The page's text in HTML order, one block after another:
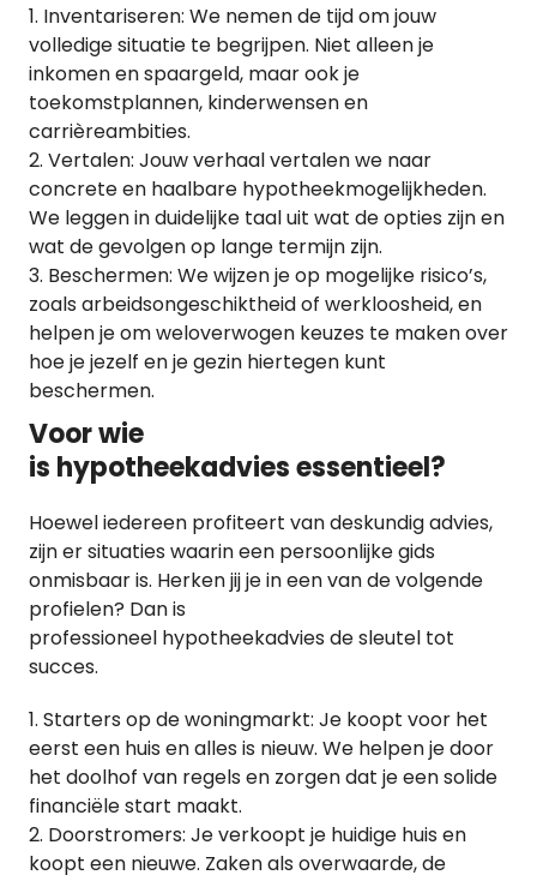
Inventariseren: We nemen de tijd om jouw
volledige situatie te begrijpen. Niet alleen je
inkomen en spaargeld, maar ook je
toekomstplannen, kinderwensen en
carrièreambities.
Vertalen: Jouw verhaal vertalen we naar
concrete en haalbare hypotheekmogelijkheden.
We leggen in duidelijke taal uit wat de opties zijn en
wat de gevolgen op lange termijn zijn.
Beschermen: We wijzen je op mogelijke risico’s,
zoals arbeidsongeschiktheid of werkloosheid, en
helpen je om weloverwogen keuzes te maken over
hoe je jezelf en je gezin hiertegen kunt
beschermen.
Voor wie
is hypotheekadvies essentieel?
Hoewel iedereen profiteert van deskundig advies,
zijn er situaties waarin een persoonlijke gids
onmisbaar is. Herken jij je in een van de volgende
profielen? Dan is
professioneel hypotheekadvies de sleutel tot
succes.
Starters op de woningmarkt: Je koopt voor het
eerst een huis en alles is nieuw. We helpen je door
het doolhof van regels en zorgen dat je een solide
financiële start maakt.
Doorstromers: Je verkoopt je huidige huis en
koopt een nieuwe. Zaken als overwaarde, de